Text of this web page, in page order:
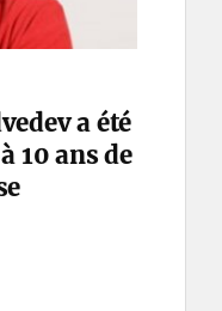
a été
10 ans de